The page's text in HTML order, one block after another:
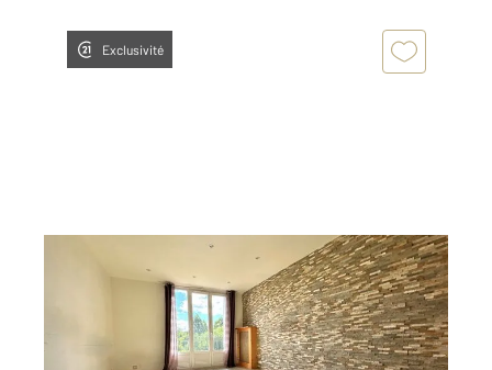
Exclusivité
ETAMPES 91
, 3 pièces
Appartement F3 à vendre